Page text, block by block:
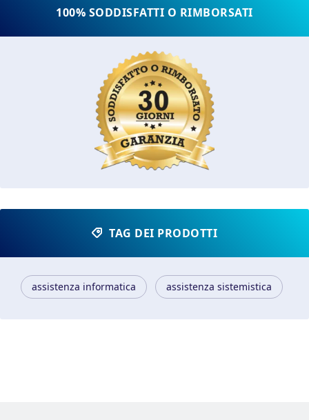
100% SODDISFATTI O RIMBORSATI
TAG DEI PRODOTTI
assistenza informatica assistenza sistemistica